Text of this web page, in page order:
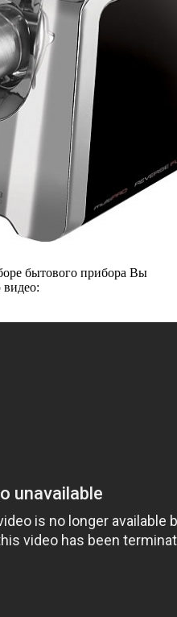
бытового прибора Вы
видео: